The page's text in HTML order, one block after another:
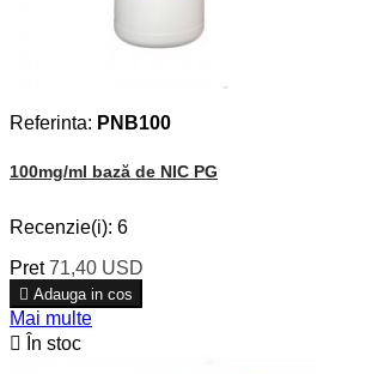
Referinta: PNB100
100mg/ml bază de NIC PG
Recenzie(i): 6
Pret 71,40 USD
 Adauga in cos
Mai multe

În stoc